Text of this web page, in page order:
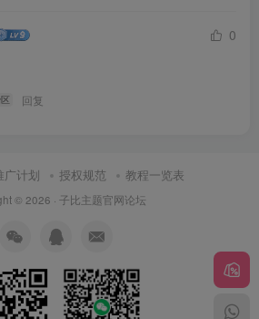
0
回复
广计划 授权规范 教程一览表
© 2026 · 子比主题官网论坛